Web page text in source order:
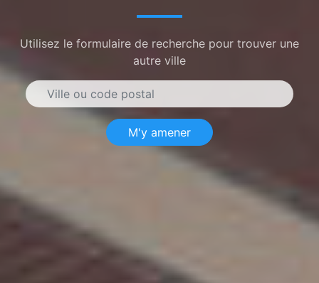
Utilisez le formulaire de recherche pour trouver une
autre ville
M'y amener